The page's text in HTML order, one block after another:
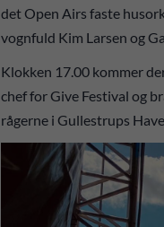
det Open Airs faste
vognfuld Kim Larsen og
Klokken 17.00 kommer
chef for Give Festival og
rågerne i Gullestrups